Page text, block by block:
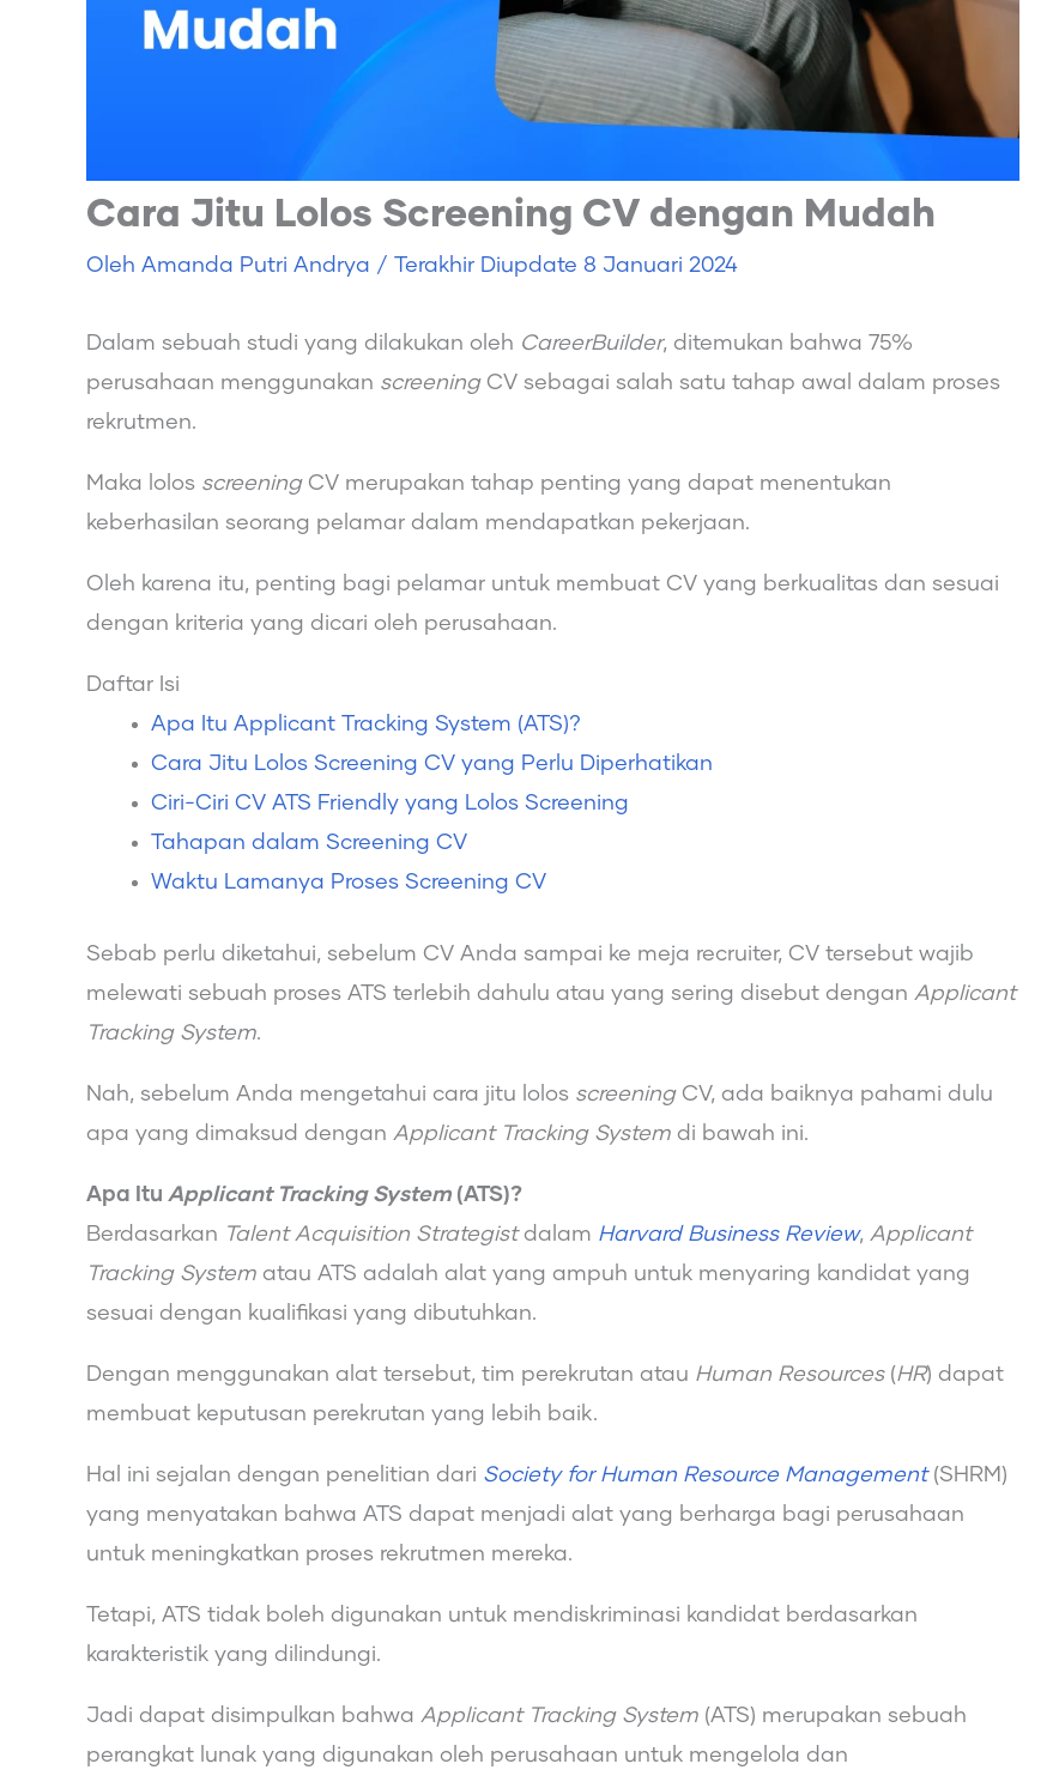
Cara Jitu Lolos Screening CV dengan Mudah
Oleh Amanda Putri Andrya / Terakhir Diupdate 8 Januari 2024
Dalam sebuah studi yang dilakukan oleh CareerBuilder, ditemukan bahwa 75%
perusahaan menggunakan screening CV sebagai salah satu tahap awal dalam proses
rekrutmen.
Maka lolos screeningCV merupakan tahap penting yang dapat menentukan
keberhasilan seorang pelamar dalam mendapatkan pekerjaan.
Oleh karena itu, penting bagi pelamar untuk membuat CV yang berkualitas dan sesuai
dengan kriteria yang dicari oleh perusahaan.
Daftar Isi
Apa Itu Applicant Tracking System (ATS)?
Cara Jitu Lolos Screening CV yang Perlu Diperhatikan
Ciri-Ciri CV ATS Friendly yang Lolos Screening
Tahapan dalam Screening CV
Waktu Lamanya Proses Screening CV
Sebab perlu diketahui, sebelum CV Anda sampai ke meja recruiter, CV tersebut wajib
melewati sebuah proses ATS terlebih dahulu atau yang sering disebut dengan Applicant
Tracking System.
Nah, sebelum Anda mengetahui cara jitu lolos screeningCV, ada baiknya pahami dulu
apa yang dimaksud dengan Applicant Tracking System di bawah ini.
Apa Itu Applicant Tracking System (ATS)?
Berdasarkan Talent Acquisition Strategistdalam Harvard Business Review, Applicant
Tracking System atau ATS adalah alat yang ampuh untuk menyaring kandidat yang
sesuai dengan kualifikasi yang dibutuhkan.
Dengan menggunakan alat tersebut, tim perekrutan atau Human Resources(HR) dapat
membuat keputusan perekrutan yang lebih baik.
Hal ini sejalan dengan penelitian dari Society for Human Resource Management(SHRM)
yang menyatakan bahwa ATS dapat menjadi alat yang berharga bagi perusahaan
untuk meningkatkan proses rekrutmen mereka.
Tetapi, ATS tidak boleh digunakan untuk mendiskriminasi kandidat berdasarkan
karakteristik yang dilindungi.
Jadi dapat disimpulkan bahwa Applicant Tracking System (ATS) merupakan sebuah
perangkat lunak yang digunakan oleh perusahaan untuk mengelola dan